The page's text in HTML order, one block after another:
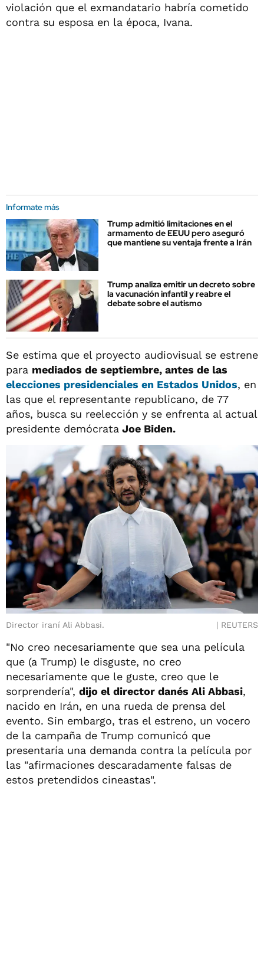
violación que el exmandatario habría cometido
contra su esposa en la época, Ivana.
Informate más
Trump admitió limitaciones en el
armamento de EEUU pero aseguró
que mantiene su ventaja frente a Irán
Trump analiza emitir un decreto sobre
la vacunación infantil y reabre el
debate sobre el autismo
Se estima que el proyecto audiovisual se estrene
para mediados de septiembre, antes de las
elecciones presidenciales en Estados Unidos, en
las que el representante republicano, de 77
años, busca su reelección y se enfrenta al actual
presidente demócrata Joe Biden.
Director iraní Ali Abbasi. REUTERS
"No creo necesariamente que sea una película
que (a Trump) le disguste, no creo
necesariamente que le guste, creo que le
sorprendería", dijo el director danés Ali Abbasi,
nacido en Irán, en una rueda de prensa del
evento. Sin embargo, tras el estreno, un vocero
de la campaña de Trump comunicó que
presentaría una demanda contra la película por
las "afirmaciones descaradamente falsas de
estos pretendidos cineastas".